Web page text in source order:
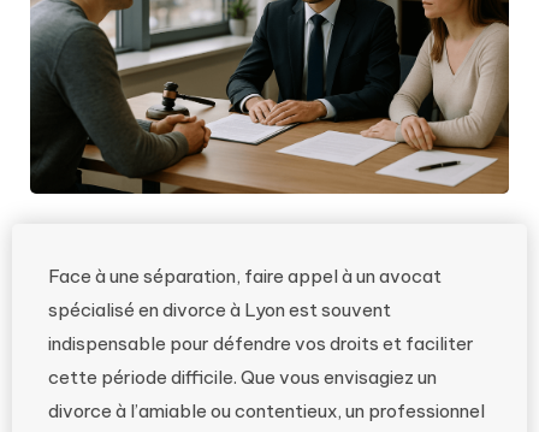
Face à une séparation, faire appel à un avocat
spécialisé en divorce à Lyon est souvent
indispensable pour défendre vos droits et faciliter
cette période difficile. Que vous envisagiez un
divorce à l’amiable ou contentieux, un professionnel